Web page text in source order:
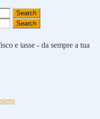
e tasse - da sempre a tua